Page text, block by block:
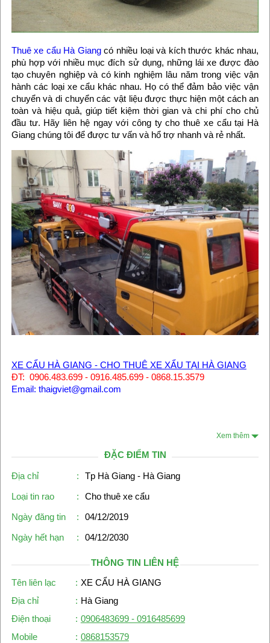
Thuê xe cẩu Hà Giangcó nhiều loại và kích thước khác nhau,
phù hợp với nhiều mục đích sử dụng, những lái xe được đào
tạo chuyên nghiệp và có kinh nghiệm lâu năm trong việc vận
hành các loại xe cẩu khác nhau. Họ có thể đảm bảo việc vận
chuyển và di chuyển các vật liệu được thực hiện một cách an
toàn và hiệu quả, giúp tiết kiệm thời gian và chi phí cho chủ
đầu tư. Hãy liên hệ ngay với công ty cho thuê xe cẩu tại Hà
Giang chúng tôi để được tư vấn và hổ trợ nhanh và rẻ nhất.
XE CẨU HÀ GIANG - CHO THUÊ XE XẨU TẠI HÀ GIANG
ĐT: 0906.483.699 - 0916.485.699 - 0868.15.3579
Email: thaigviet@gmail.com
Xem thêm
ĐẶC ĐIỂM TIN
Địa chỉ :
Tp Hà Giang - Hà Giang
Loại tin rao
:
Cho thuê xe cẩu
Ngày đăng tin
:
04/12/2019
Ngày hết hạn
: 04/12/2030
THÔNG TIN LIÊN HỆ
Tên liên lạc
: XE CẨU HÀ GIANG
Địa chỉ
: Hà Giang
Điện thoại
: 0906483699 - 0916485699
Mobile
: 0868153579